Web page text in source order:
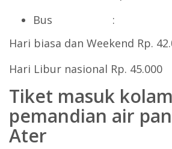
Bus :
Hari biasa dan Weekend Rp.
Hari Libur nasional Rp. 45.000
Tiket masuk kolam
pemandian air
Ater